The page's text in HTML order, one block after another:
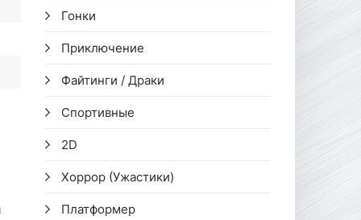
Гонки
Приключение
Файтинги / Драки
Спортивные
2D
Хоррор (Ужастики)
Платформер